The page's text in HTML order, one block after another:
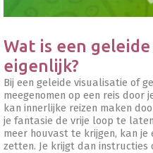
Wat is een
eigenlijk?
Bij een geleide visualisatie of
meegenomen op een reis door
kan innerlijke reizen maken
je fantasie de vrije loop te
meer houvast te krijgen, kan
zetten. Je krijgt dan instructies